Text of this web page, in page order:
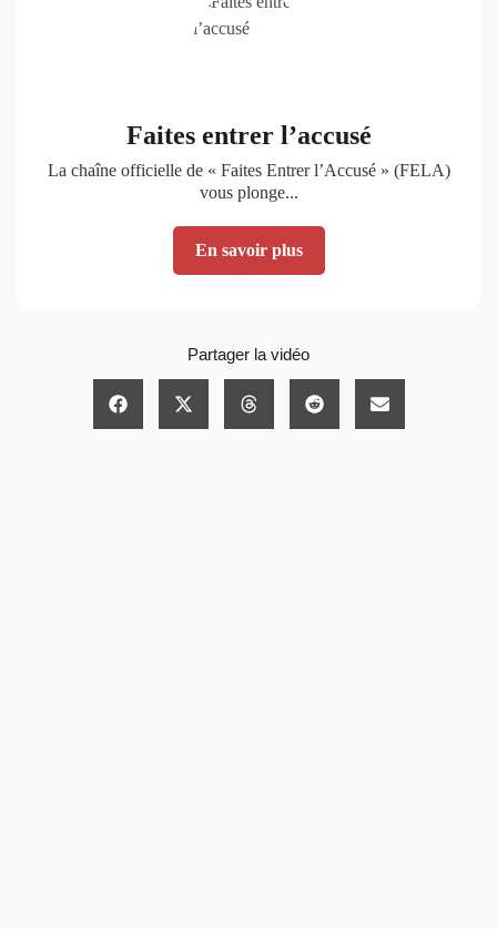
Faites entrer l’accusé
La chaîne officielle de « Faites Entrer l’Accusé » (FELA)
vous plonge...
En savoir plus
Partager la vidéo